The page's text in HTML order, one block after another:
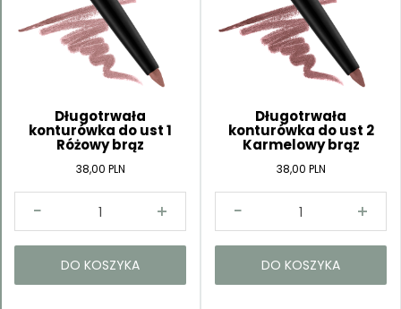
Długotrwała
konturówka do ust 1
Różowy brąz
38,00 PLN
DO KOSZYKA
Długotrwała
konturówka do ust 2
Karmelowy brąz
38,00 PLN
DO KOSZYKA